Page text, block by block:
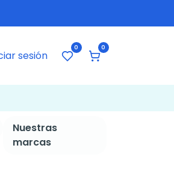
sesión
0 0
Nuestras
marcas